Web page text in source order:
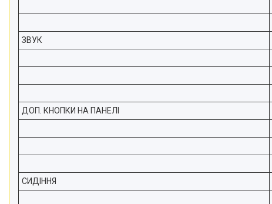
ЗВУК
ДОП. КНОПКИ НА ПАНЕЛІ
СИДІННЯ